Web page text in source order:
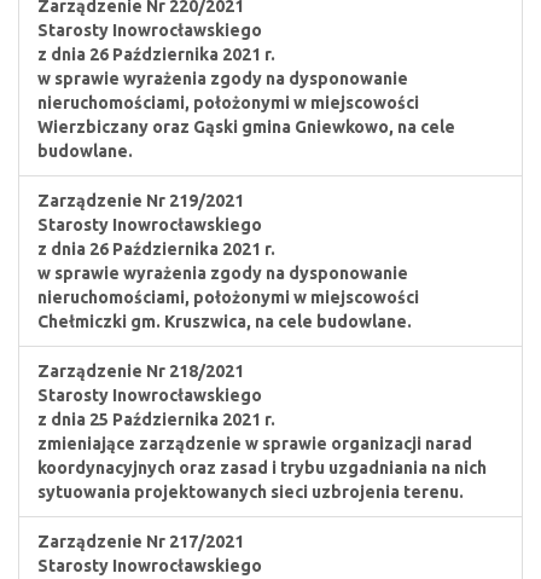
Zarządzenie Nr 220/2021
Starosty Inowrocławskiego
z dnia 26 Października 2021 r.
w sprawie wyrażenia zgody na dysponowanie
nieruchomościami, położonymi w miejscowości
Wierzbiczany oraz Gąski gmina Gniewkowo, na cele
budowlane.
Zarządzenie Nr 219/2021
Starosty Inowrocławskiego
z dnia 26 Października 2021 r.
w sprawie wyrażenia zgody na dysponowanie
nieruchomościami, położonymi w miejscowości
Chełmiczki gm. Kruszwica, na cele budowlane.
Zarządzenie Nr 218/2021
Starosty Inowrocławskiego
z dnia 25 Października 2021 r.
zmieniające zarządzenie w sprawie organizacji narad
koordynacyjnych oraz zasad i trybu uzgadniania na nich
sytuowania projektowanych sieci uzbrojenia terenu.
Zarządzenie Nr 217/2021
Starosty Inowrocławskiego